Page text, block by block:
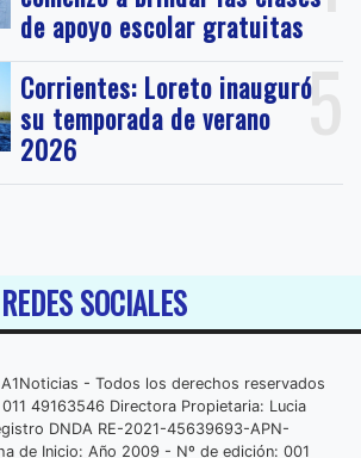
de apoyo escolar gratuitas
5
Corrientes: Loreto inauguró
su temporada de verano
2026
REDES SOCIALES
- Todos los derechos reservados
49163546 Directora Propietaria: Lucia
DNDA RE-2021-45639693-APN-
de Inicio: Año 2009 - Nº de edición: 001